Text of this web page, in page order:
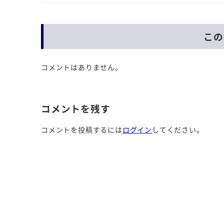
こ
コメントはありません。
コメントを残す
コメントを投稿するには ログイン してください。